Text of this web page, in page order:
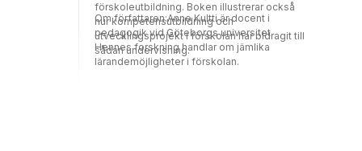
förskoleutbildning. Boken illustrerar också
hur kompetensutbildning och
utvecklingsprojekt i förskolan har bidragit till
sådan undervisning.
Om författaren:Anne Kultti är docent i
pedagogik vid Göteborgs universitet.
Hennes forskning handlar om jämlika
lärandemöjligheter i förskolan.